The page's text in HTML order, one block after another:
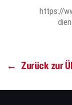
https://
← Zurück zur